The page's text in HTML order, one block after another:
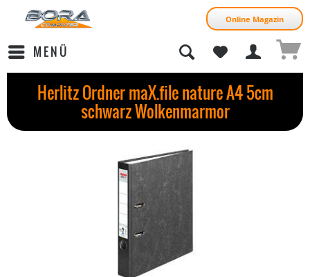
Online Magazin
MENÜ
Herlitz Ordner maX.file nature A4 5cm
schwarz Wolkenmarmor